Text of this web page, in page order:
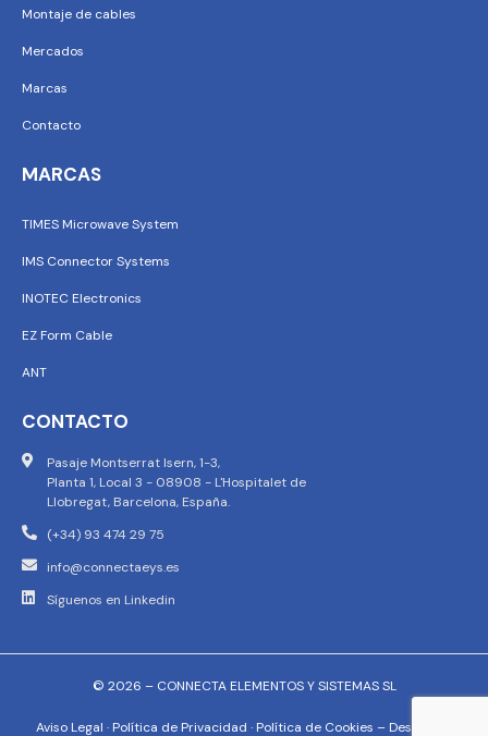
Montaje de cables
Mercados
Marcas
Contacto
MARCAS
TIMES Microwave System
IMS Connector Systems
INOTEC Electronics
EZ Form Cable
ANT
CONTACTO
Pasaje Montserrat Isern, 1-3,
Planta 1, Local 3 - 08908 - L'Hospitalet de
Llobregat, Barcelona, España.
(+34) 93 474 29 75
info@connectaeys.es
Síguenos en Linkedin
© 2026 – CONNECTA ELEMENTOS Y SISTEMAS SL
Aviso Legal · Política de Privacidad · Política de Cookies – Descargar